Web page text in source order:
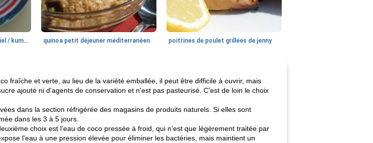
patates douces rôties au miel / kumara quinoa petit déjeuner méditerranéen poitrines de poulet grillées de jenny
fraîche et verte, au lieu de la variété emballée, il peut être difficile à ouvrir, mais
ajouté ni d'agents de conservation et n'est pas pasteurisé. C'est de loin le choix
dans la section réfrigérée des magasins de produits naturels. Si elles sont
dans les 3 à 5 jours.
choix est l’eau de coco pressée à froid, qui n’est que légèrement traitée par
l'eau à une pression élevée pour éliminer les bactéries, mais maintient un